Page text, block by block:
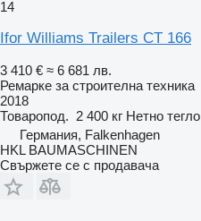
14
Ifor Williams Trailers CT 166
3 410 € ≈ 6 681 лв.
Ремарке за строителна техника
2018
Товаропод. 2 400 кг Нетно тегло
Германия, Falkenhagen
HKL BAUMASCHINEN
Свържете се с продавача